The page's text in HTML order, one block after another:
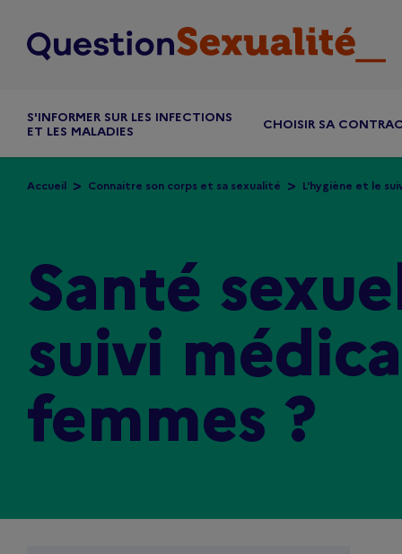
S'INFORMER SUR LES INFECTIONS
ET LES MALADIES
CHOISIR SA
Accueil Connaitre son corps et sa sexualité L'hygiène et le
Santé
suivi
femmes ?